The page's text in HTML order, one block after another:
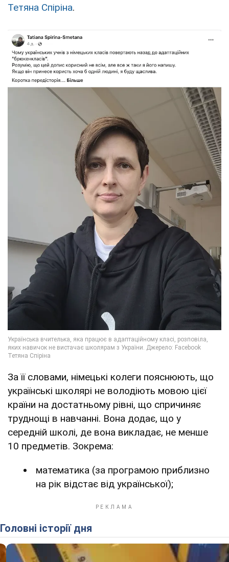
Тетяна Спіріна.
За її словами, німецькі колеги пояснюють, що
українські школярі не володіють мовою цієї
країни на достатньому рівні, що спричиняє
труднощі в навчанні. Вона додає, що у
середній школі, де вона викладає, не менше
10 предметів. Зокрема:
математика (за програмою приблизно
на рік відстає від української);
Головні історії дня